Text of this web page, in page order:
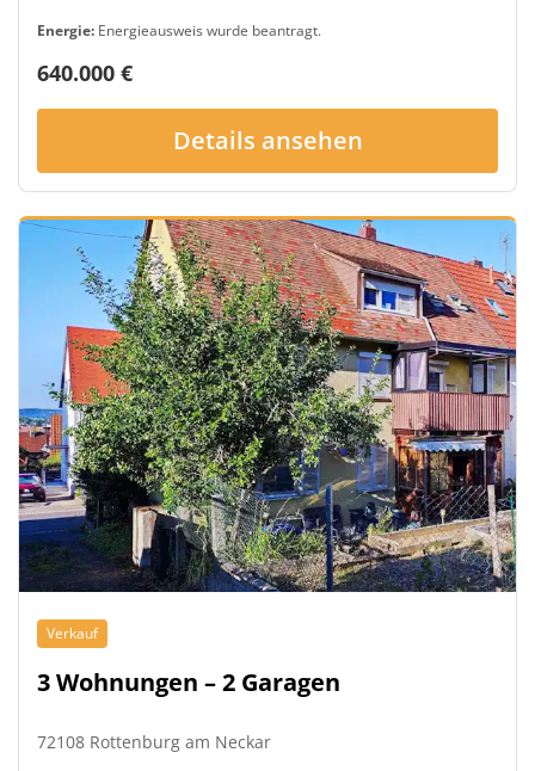
Energie: Energieausweis wurde beantragt.
640.000 €
Details ansehen
Verkauf
3 Wohnungen – 2 Garagen
72108 Rottenburg am Neckar